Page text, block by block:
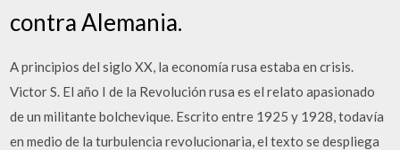
contra Alemania.
A principios del siglo XX, la economía rusa estaba en crisis.
Victor S. El año I de la Revolución rusa es el relato apasionado
de un militante bolchevique. Escrito entre 1925 y 1928, todavía
en medio de la turbulencia revolucionaria, el texto se despliega